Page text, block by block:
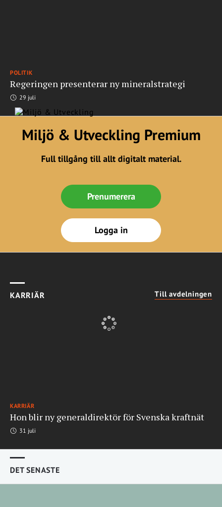
POLITIK
Regeringen presenterar ny mineralstrategi
29 juli
Miljö & Utveckling Premium
Full tillgång till allt digitalt material.
Prenumerera
Logga in
KARRIÄR Till avdelningen
KARRIÄR
Hon blir ny generaldirektör för Svenska kraftnät
31 juli
DET SENASTE